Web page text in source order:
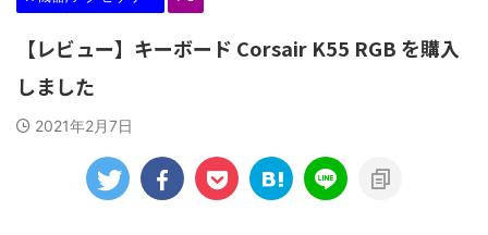
【レビュー】キーボード Corsair K55 RGB を購入
しました
2021年2月7日